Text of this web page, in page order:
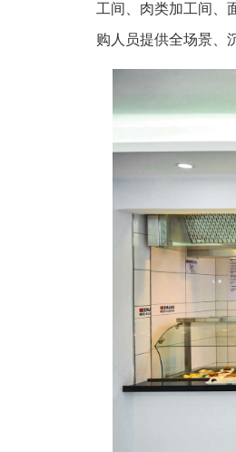
工间、肉类加工间、
购人员提供全场景、